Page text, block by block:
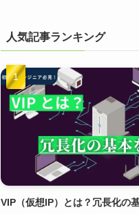
人気記事ランキング
VIP（仮想IP）とは？冗長化の